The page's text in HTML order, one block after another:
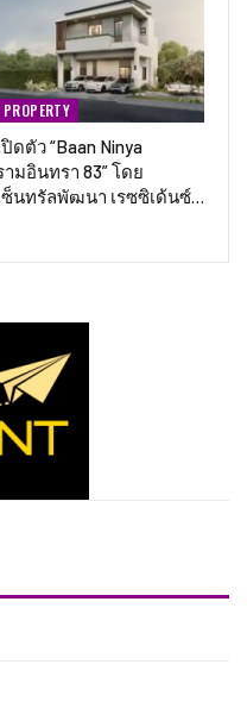
PROPERTY
ปิดตัว “Baan Ninya
ามอินทรา 83” โดย
ซ็นทรัลพัฒนา เรซซิเด้นซ์…